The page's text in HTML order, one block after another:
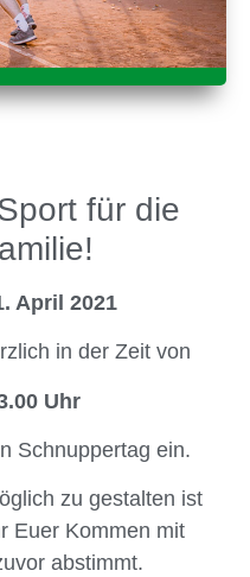
für die
April 2021
in der Zeit von
Uhr
Schnuppertag ein.
zu gestalten ist
Euer Kommen mit
abstimmt.